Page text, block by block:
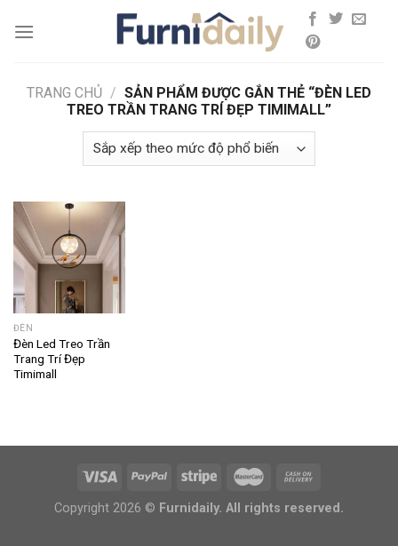
TRANG CHỦ / SẢN PHẨM ĐƯỢC GẮN THẺ “ĐÈN LED
TREO TRẦN TRANG TRÍ ĐẸP TIMIMALL”
ĐÈN
Đèn Led Treo Trần
Trang Trí Đẹp
Timimall
Copyright 2026 © Furnidaily. All rights reserved.